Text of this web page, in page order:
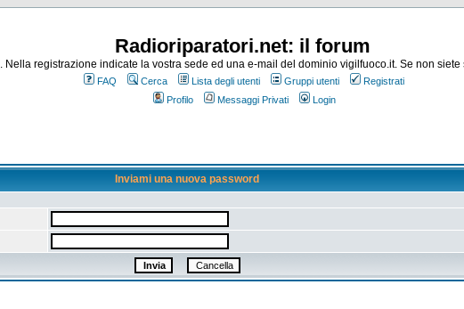
Radioriparatori.net: il forum
. Nella registrazione indicate la vostra sede ed una e-mail del dominio vigilfuoco.it. Se non
FAQ Cerca Lista degli utenti Gruppi utenti
Registrati
Profilo
Messaggi Privati Login
Inviami una nuova password